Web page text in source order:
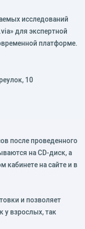
исследований
для экспертной
платформе.
10
после проведенного
на CD-диск, а
кабинете на сайте и в
и позволяет
у взрослых, так